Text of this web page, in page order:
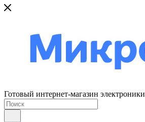
Готовый интернет-магазин электроники